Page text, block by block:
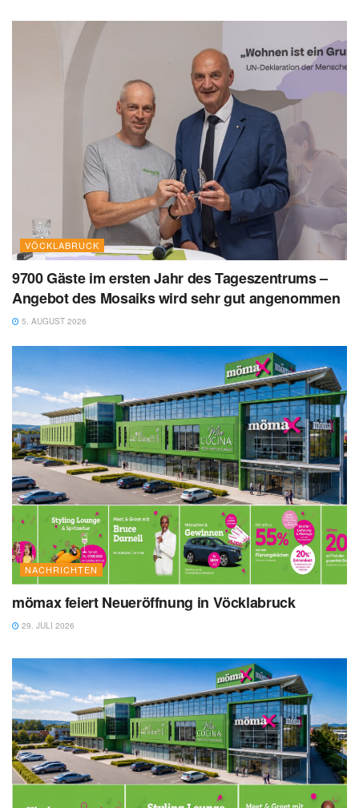
VÖCKLABRUCK
9700 Gäste im ersten Jahr des Tageszentrums –
Angebot des Mosaiks wird sehr gut angenommen
5. AUGUST 2026
NACHRICHTEN
mömax feiert Neueröffnung in Vöcklabruck
29. JULI 2026